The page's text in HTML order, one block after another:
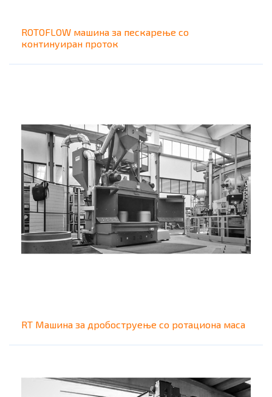
ROTOFLOW машина за пескарење со
континуиран проток
RT Машина за дробоструење со ротациона маса